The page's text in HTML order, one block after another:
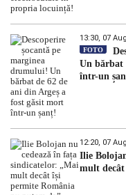
13:30, 07
FOTO
Un bărbat
într-un
12:20, 07
Ilie
mult